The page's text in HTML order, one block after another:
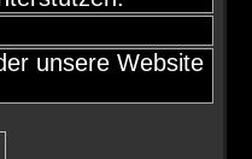
unsere Website